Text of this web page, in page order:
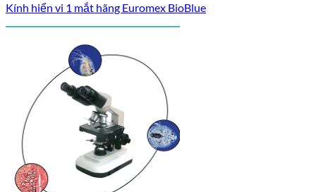
Kính hiển vi 1 mắt hãng Euromex BioBlue